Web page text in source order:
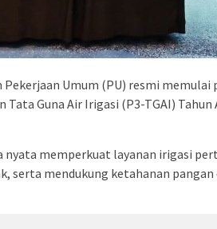
Umum (PU) resmi memulai
Guna Air Irigasi (P3-TGAI) Tahun
nyata memperkuat layanan irigasi
serta mendukung ketahanan pangan